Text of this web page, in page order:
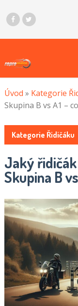
Úvod » Kategorie
Skupina B vs A1 –
Kategorie Řidičáku
Jaký
Skupina B